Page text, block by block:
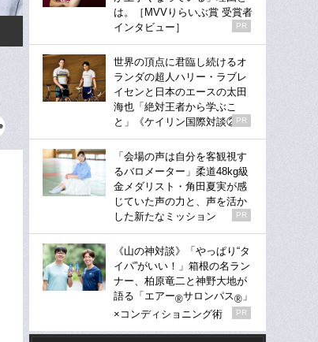
は。［MVVりらいぶ賞 受賞者
インタビュー］
PR
世界の頂点に君臨し続けるオ
ランダの超人ハリー・ラブレ
イセンと日本のエースの太田
海也「絶対王者から学ぶこ
と」《ケイリン国際対談②》
PR
「会場の声は自分を客観視す
るバロメーター」柔道48kg級
金メダリスト・角田夏実が感
じていた声の力と、声を活か
した新たなミッション
PR
《山の神対談》「やっぱり“タ
イパ”がいい！」箱根の名ラン
ナー、柏原竜二と神野大地が
語る「エアー®サロンパス® 」
×コンディショニング術
PR